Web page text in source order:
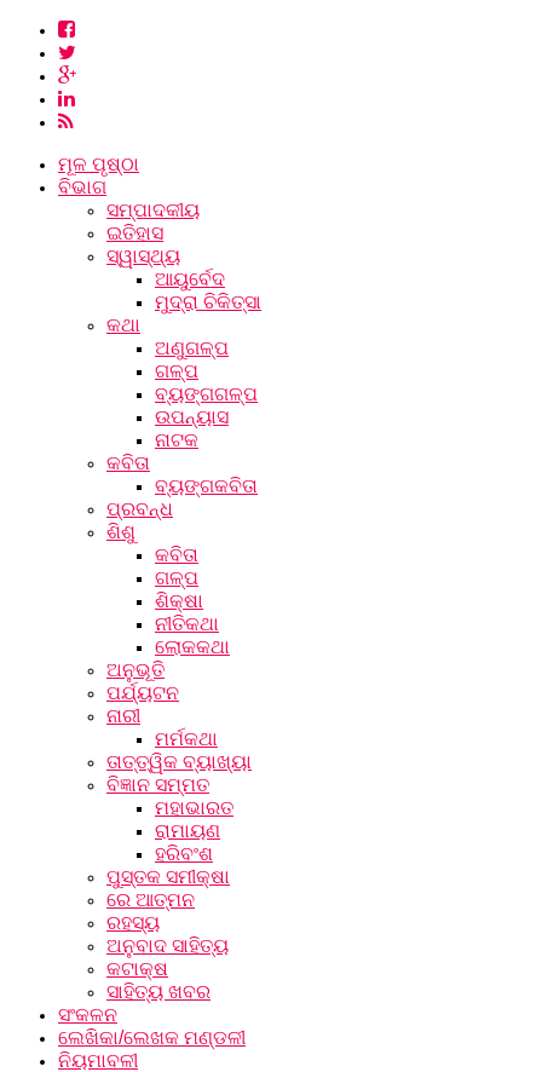
ମୂଳ ପୃଷ୍ଠା
ବିଭାଗ
ସମ୍ପାଦକୀୟ
ଇତିହାସ
ସ୍ୱାସ୍ଥ୍ୟ
ଆୟୁର୍ବେଦ
ମୁଦ୍ରା ଚିକିତ୍ସା
କଥା
ଅଣୁଗଳ୍ପ
ଗଳ୍ପ
ବ୍ୟଙ୍ଗଗଳ୍ପ
ଉପନ୍ୟାସ
ନାଟକ
କବିତା
ବ୍ୟଙ୍ଗକବିତା
ପ୍ରବନ୍ଧ
ଶିଶୁ
କବିତା
ଗଳ୍ପ
ଶିକ୍ଷା
ନୀତିକଥା
ଲୋକକଥା
ଅନୁଭୂତି
ପର୍ଯ୍ୟଟନ
ନାରୀ
ମର୍ମକଥା
ତାତ୍ତ୍ୱିକ ବ୍ୟାଖ୍ୟା
ବିଜ୍ଞାନ ସମ୍ମତ
ମହାଭାରତ
ରାମାୟଣ
ହରିବଂଶ
ପୁସ୍ତକ ସମୀକ୍ଷା
ରେ ଆତ୍ମନ
ରହସ୍ୟ
ଅନୁବାଦ ସାହିତ୍ୟ
କଟାକ୍ଷ
ସାହିତ୍ୟ ଖବର
ସଂକଳନ
ଲେଖିକା/ଲେଖକ ମଣ୍ଡଳୀ
ନିୟମାବଳୀ